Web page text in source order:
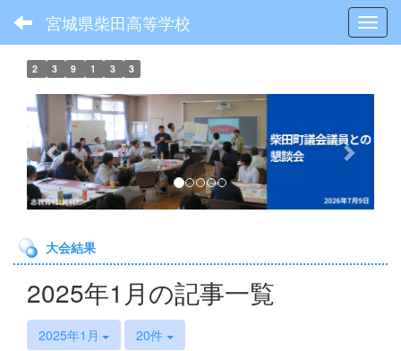
宮城県柴田高等学校
2 3 9 1 3 3
e
v
i
u
s
e
x
大会結果
2025年1月の記事一覧
2025年1月 20件